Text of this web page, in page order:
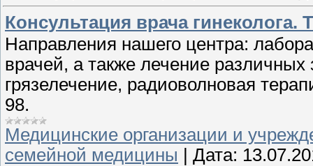
Консультация врача гинеколога.
Направления нашего центра:
врачей, а также лечение
грязелечение, радиоволновая
98.
Медицинские организации и
семейной медицины
Дата: